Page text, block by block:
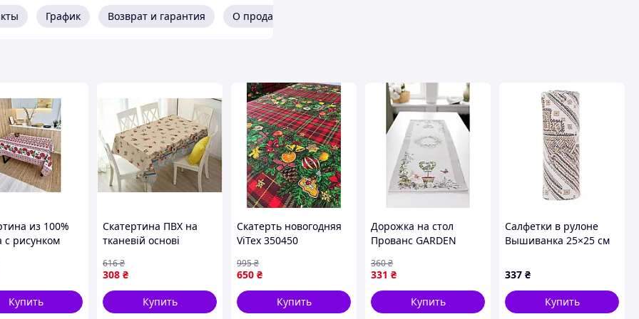
График Возврат и гарантия О продавце
из 100%
с рисунком
дома или
Купить
Скатертина ПВХ на
тканевій основі
столу з фотопрінтом
водостійка 1,37х1м
308 ₴
616₴
Купить
Скатерть новогодняя
ViTex 350450
с зеленым
650 ₴
995₴
Купить
Дорожка на стол
Прованс GARDEN
331 ₴
360₴
Купить
Салфетки в рулоне
Вышиванка 25×25 см
коричневый Colorful
Home 515-12-60BR
337 ₴
Купить